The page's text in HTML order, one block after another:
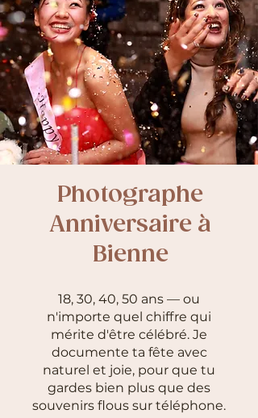
Photographe
Anniversaire à
Bienne
18, 30, 40, 50 ans — ou
n'importe quel chiffre qui
mérite d'être célébré. Je
documente ta fête avec
naturel et joie, pour que tu
gardes bien plus que des
souvenirs flous sur téléphone.